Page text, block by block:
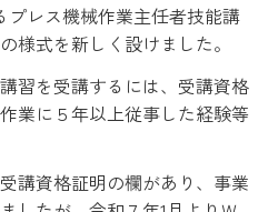
プレス機械作業主任者技能講
様式を新しく設けました。
習を受講するには、受講資格
業に５年以上従事した経験等
講資格証明の欄があり、事業